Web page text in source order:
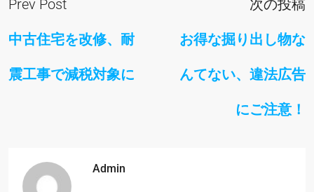
Prev Post
中古住宅を改修、耐
震工事で減税対象に
次の投稿
お得な掘り出し物な
んてない、違法広告
にご注意！
Admin